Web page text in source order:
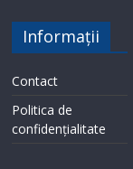
Informații
Contact
Politica de
confidențialitate